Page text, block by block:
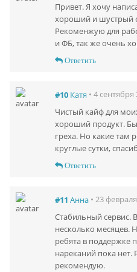
Привет. Я хочу
хороший и шустрый
Рекоменжую для
и ФБ, так же очень
Ответить
#10 Катя • 4 сентября
Чистый кайф для
хороший продукт.
греха. Но какие там
круглые сутки,
Ответить
#11 Анна • 23
Стабильный сервис.
несколько месяцев.
ребята в поддержке
нареканий пока нет.
рекомендую.